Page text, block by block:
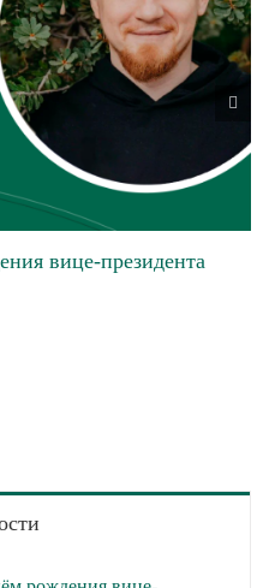
вице-президента